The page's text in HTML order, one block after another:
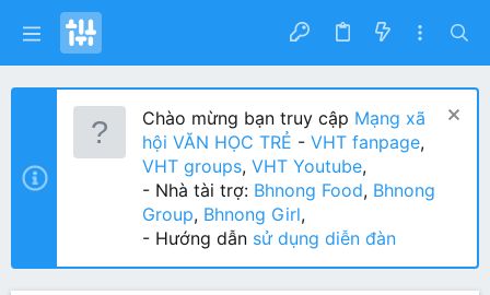
Chào mừng bạn truy cập Mạng xã
hội VĂN HỌC TRẺ - VHT fanpage,
VHT groups, VHT Youtube,
- Nhà tài trợ: Bhnong Food, Bhnong
Group, Bhnong Girl,
- Hướng dẫn sử dụng diễn đàn